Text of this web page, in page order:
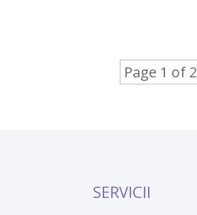
Page 1 of 2
SERVICII